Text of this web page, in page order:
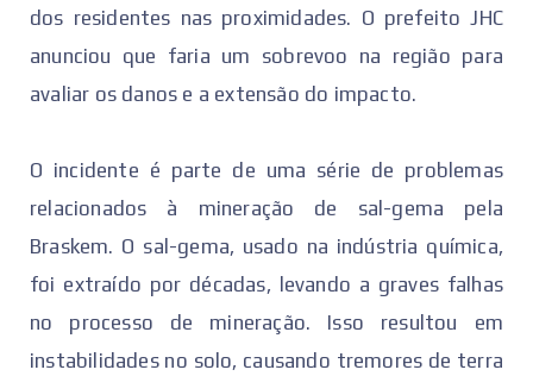
dos residentes nas proximidades. O prefeito JHC
anunciou que faria um sobrevoo na região para
avaliar os danos e a extensão do impacto.
O incidente é parte de uma série de problemas
relacionados à mineração de sal-gema pela
Braskem. O sal-gema, usado na indústria química,
foi extraído por décadas, levando a graves falhas
no processo de mineração. Isso resultou em
instabilidades no solo, causando tremores de terra